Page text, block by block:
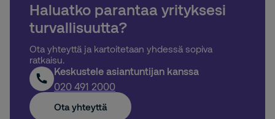
Haluatko parantaa yrityksesi
turvallisuutta?
Ota yhteyttä ja kartoitetaan yhdessä sopiva
ratkaisu.
Keskustele asiantuntijan kanssa
020 491 2000
Ota yhteyttä